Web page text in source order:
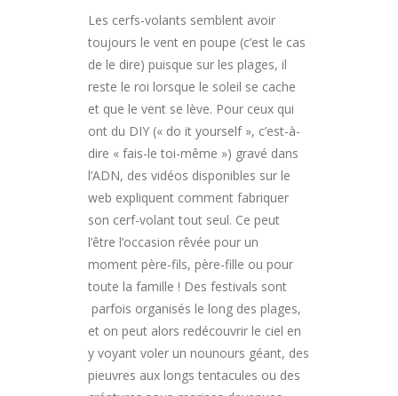
Les cerfs-volants semblent avoir
toujours le vent en poupe (c’est le cas
de le dire) puisque sur les plages, il
reste le roi lorsque le soleil se cache
et que le vent se lève. Pour ceux qui
ont du DIY (« do it yourself », c’est-à-
dire « fais-le toi-même ») gravé dans
l’ADN, des vidéos disponibles sur le
web expliquent comment fabriquer
son cerf-volant tout seul. Ce peut
l’être l’occasion rêvée pour un
moment père-fils, père-fille ou pour
toute la famille ! Des festivals sont
parfois organisés le long des plages,
et on peut alors redécouvrir le ciel en
y voyant voler un nounours géant, des
pieuvres aux longs tentacules ou des